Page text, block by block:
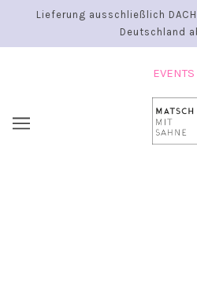
Lieferung ausschließlich
Deutschland
EVENTS